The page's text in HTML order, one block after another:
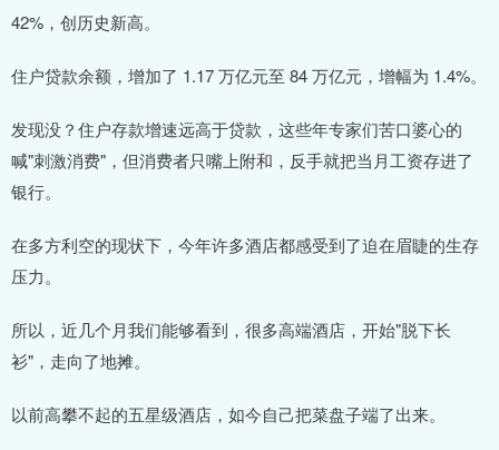
42%，创历史新高。
住户贷款余额，增加了 1.17 万亿元至 84 万亿元，增幅为 1.4%。
发现没？住户存款增速远高于贷款，这些年专家们苦口婆心的
喊"刺激消费"，但消费者只嘴上附和，反手就把当月工资存进了
银行。
在多方利空的现状下，今年许多酒店都感受到了迫在眉睫的生存
压力。
所以，近几个月我们能够看到，很多高端酒店，开始"脱下长
衫"，走向了地摊。
以前高攀不起的五星级酒店，如今自己把菜盘子端了出来。